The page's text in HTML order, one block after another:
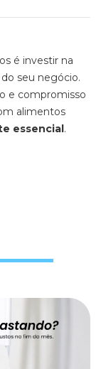
é investir na
do seu negócio.
e compromisso
alimentos
essencial.